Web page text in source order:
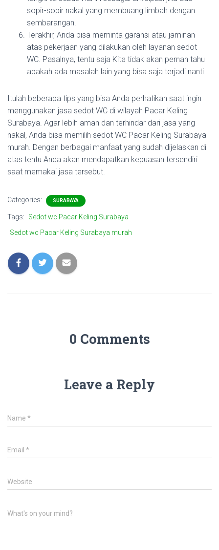
sopir-sopir nakal yang membuang limbah dengan
sembarangan.
Terakhir, Anda bisa meminta garansi atau jaminan
atas pekerjaan yang dilakukan oleh layanan sedot
WC. Pasalnya, tentu saja Kita tidak akan pernah tahu
apakah ada masalah lain yang bisa saja terjadi nanti.
Itulah beberapa tips yang bisa Anda perhatikan saat ingin
menggunakan jasa sedot WC di wilayah Pacar Keling
Surabaya. Agar lebih aman dan terhindar dari jasa yang
nakal, Anda bisa memilih sedot WC Pacar Keling Surabaya
murah. Dengan berbagai manfaat yang sudah dijelaskan di
atas tentu Anda akan mendapatkan kepuasan tersendiri
saat memakai jasa tersebut.
Categories: SURABAYA
Tags:
Sedot wc Pacar Keling Surabaya
Sedot wc Pacar Keling Surabaya murah
0 Comments
Leave a Reply
Name *
Email *
Website
What's on your mind?